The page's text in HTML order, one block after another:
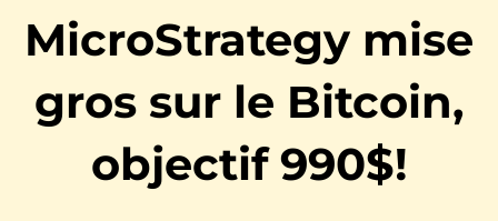
MicroStrategy mise
gros sur le Bitcoin,
objectif 990$!